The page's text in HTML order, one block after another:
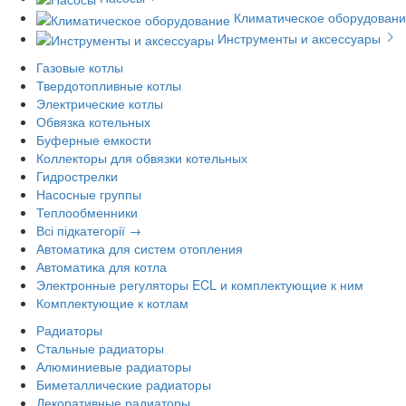
Климатическое
Инструменты и аксессуары
Газовые котлы
Твердотопливные котлы
Электрические котлы
Обвязка котельных
Буферные емкости
Коллекторы для обвязки котельных
Гидрострелки
Насосные группы
Теплообменники
Всі підкатегорії →
Автоматика для систем отопления
Автоматика для котла
Электронные регуляторы ECL и комплектующие к ним
Комплектующие к котлам
Радиаторы
Стальные радиаторы
Алюминиевые радиаторы
Биметаллические радиаторы
Декоративные радиаторы